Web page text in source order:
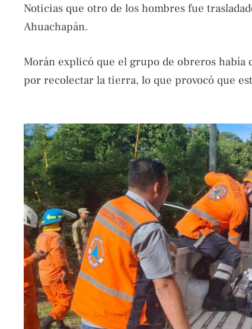
Noticias que otro de los hombres fue
Ahuachapán.
Morán explicó que el grupo de obreros
por recolectar la tierra, lo que provocó que